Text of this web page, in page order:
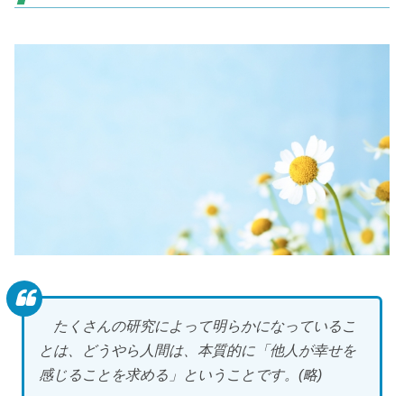
たくさんの研究によって明らかになっているこ
とは、どうやら人間は、本質的に「他人が幸せを
感じることを求める」ということです。(略)